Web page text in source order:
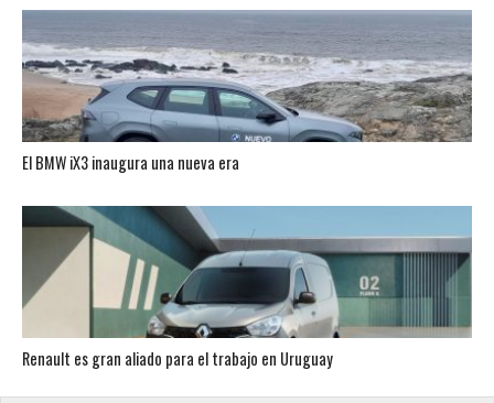
El BMW iX3 inaugura una nueva era
Renault es gran aliado para el trabajo en Uruguay